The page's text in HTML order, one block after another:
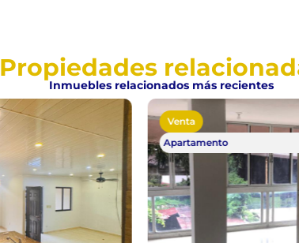
Propiedades
Inmuebles relacionados más recientes
Venta
Apartamento